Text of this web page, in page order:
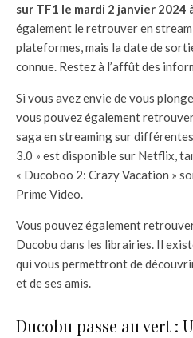
sur TF1 le mardi 2 janvier 2024
également le retrouver en
plateformes, mais la date de
connue. Restez à l’affût des
Si vous avez envie de vous
vous pouvez également
saga en streaming sur
3.0 » est disponible sur Netflix,
« Ducoboo 2: Crazy Vacation »
Prime Video.
Vous pouvez également
Ducobu dans les librairies. Il
qui vous permettront de
et de ses amis.
Ducobu passe au vert :